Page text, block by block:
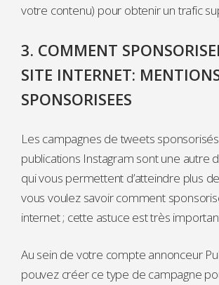
votre contenu) pour obtenir un trafic
3. COMMENT
SITE INTERNET:
SPONSORISEES
Les campagnes de tweets
publications Instagram sont une autre
qui vous permettent d’atteindre plus
vous voulez savoir comment
internet ; cette astuce est très
Au sein de votre compte annonceur
pouvez créer ce type de campagne